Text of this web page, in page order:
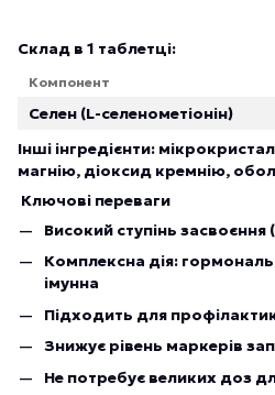
Склад в 1 таблетці:
Компонент
Селен (L-селенометіонін)
Інші інгредієнти:
магнію, діоксид кремнію,
Ключові переваги
Високий ступінь засвоєння
Комплексна дія:
імунна
Підходить для
Знижує рівень маркерів
Не потребує великих доз